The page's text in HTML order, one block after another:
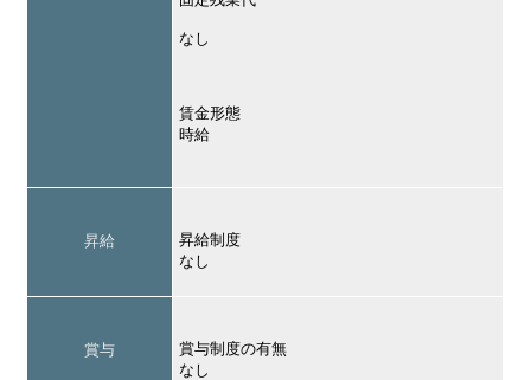
なし
賃金形態
時給
昇給
昇給制度
なし
賞与
賞与制度の有無
なし